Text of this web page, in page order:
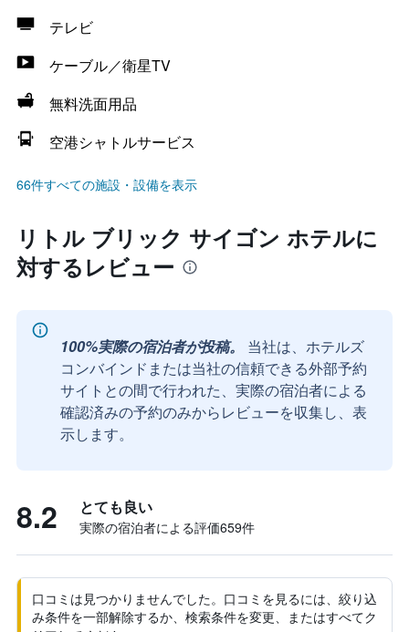
テレビ
ケーブル／衛星TV
無料洗面用品
空港シャトルサービス
66件すべての施設・設備を表示
リトル ブリック サイゴン ホテルに
対するレビュー
100%実際の宿泊者が投稿。
当社は、ホテルズ
コンバインドまたは当社の信頼できる外部予約
サイトとの間で行われた、実際の宿泊者による
確認済みの予約のみからレビューを収集し、表
示します。
8.2 とても良い
実際の宿泊者による評価659​件
口コミは見つかりませんでした。口コミを見るには、絞り込
み条件を一部解除するか、検索条件を変更、またはすべてク